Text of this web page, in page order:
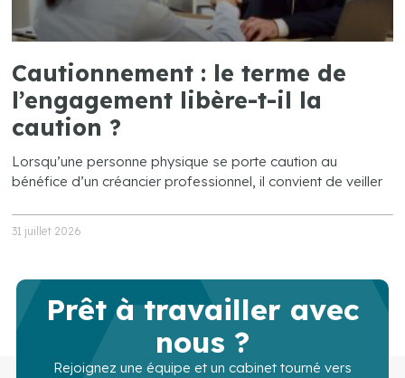
Cautionnement : le terme de
l’engagement libère-t-il la
caution ?
Lorsqu’une personne physique se porte caution au
bénéfice d’un créancier professionnel, il convient de veiller
31 juillet 2026
Prêt à travailler avec
nous ?
Rejoignez une équipe et un cabinet tourné vers